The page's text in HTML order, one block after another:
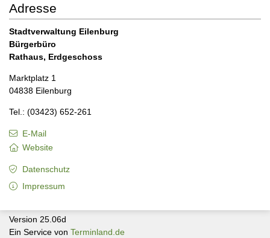
Adresse
Stadtverwaltung Eilenburg
Bürgerbüro
Rathaus, Erdgeschoss
Marktplatz 1
04838 Eilenburg
Tel.: (03423) 652-261
E-Mail
Website
Datenschutz
Impressum
Version 25.06d
Ein Service von Terminland.de